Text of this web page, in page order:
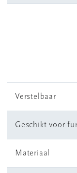
Verstelbaar
Geschikt voor
Materiaal